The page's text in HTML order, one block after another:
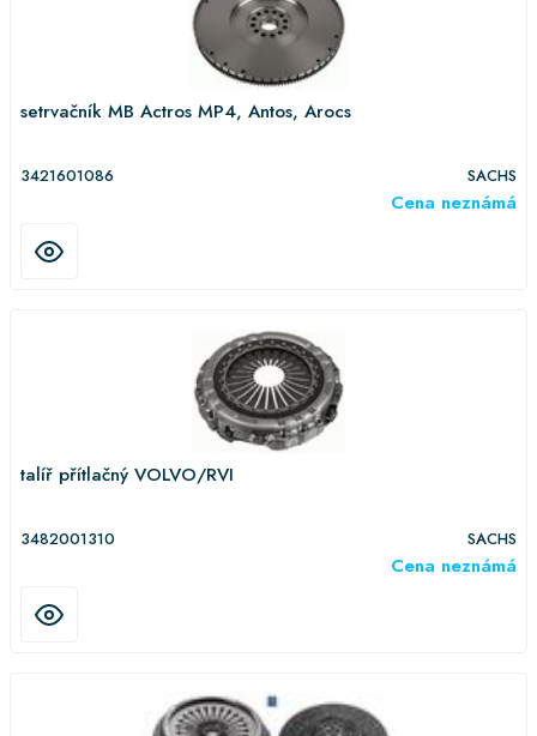
setrvačník MB Actros MP4, Antos, Arocs
3421601086 SACHS
Cena neznámá
talíř přítlačný VOLVO/RVI
3482001310 SACHS
Cena neznámá